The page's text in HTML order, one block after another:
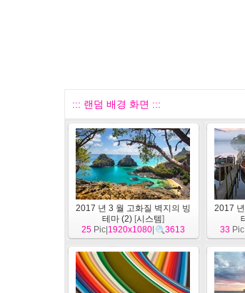
::: 랜덤 배경 화면 :::
2017 년 3 월 고화질 벽지의 빙
테마 (2)[시스템]
25Pic| 1920x1080| 3613
2017
33Pic|